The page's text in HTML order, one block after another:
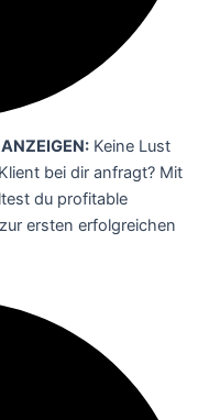
Keine Lust
bei dir anfragt? Mit
du profitable
ersten erfolgreichen